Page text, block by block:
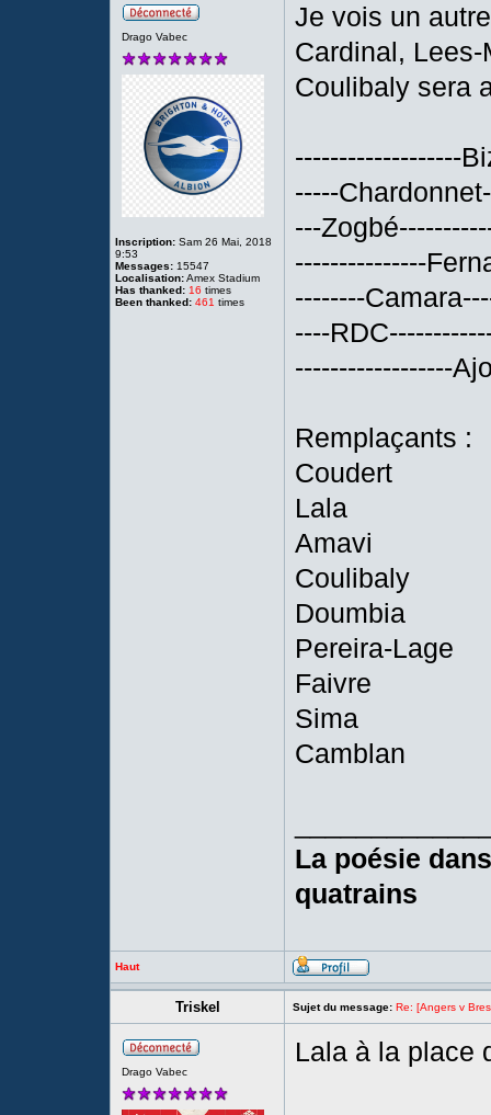
Drago Vabec
Inscription: Sam 26 Mai, 2018
9:53
Messages: 15547
Localisation:Amex Stadium
Has thanked: 16 times
Been thanked: 461 times
Je vois un
Cardinal,
Coulibaly sera
-------------------
-----
---
---------------
--------
----
------------------
Remplaçants :
Coudert
Lala
Amavi
Coulibaly
Doumbia
Pereira-Lage
Faivre
Sima
Camblan
La poésie
quatrains
Haut
Triskel Sujet du message: Re: [Angers v
Drago Vabec
Lala à la place